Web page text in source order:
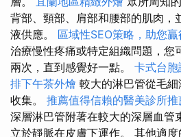
背部、頸部、肩部和腰部的肌肉，
液供應。 區域性SEO策略，助您
治療慢性疼痛或特定組織問題，您
兩次，直到感覺好一點。 卡式台胞
排下午茶外燴 較大的淋巴管從毛細
收集。 推薦值得信賴的醫美診所推
深層淋巴管附著在較大的深層血管
立於靜脈在皮膚下運作。 其他適